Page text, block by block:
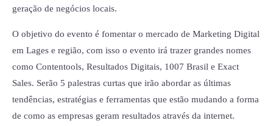
geração de negócios locais.
O objetivo do evento é fomentar o mercado de Marketing Digital
em Lages e região, com isso o evento irá trazer grandes nomes
como Contentools, Resultados Digitais, 1007 Brasil e Exact
Sales. Serão 5 palestras curtas que irão abordar as últimas
tendências, estratégias e ferramentas que estão mudando a forma
de como as empresas geram resultados através da internet.